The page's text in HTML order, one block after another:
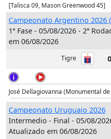
[Talisca 09, Mason Greenwood 45]
Campeonato Argentino 2026
1ª Fase - 05/08/2026 - 2ª
em 06/08/2026
Tigre
José Dellagiovanna (Monumental
Campeonato Uruguaio 2026
Intermedio - Final - 05/08/
Atualizado em 06/08/2026